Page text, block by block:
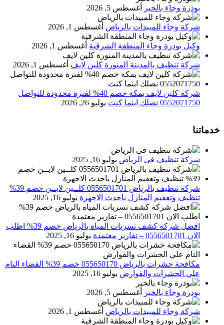
بودرة وجاء بالخبر أغسطس 5, 2026
شركة وجاء للمبيدات بالرياض أغسطس 1, 2026
وكيل بودرة وجاء المنطقة الشرقية أغسطس 1, 2026
شركة تنظيف بالمدينة المنورة كلين لايف أغسطس 1, 2026
شركة كلين لايف بمكة خصم 40% لفترة محدودة للتواصل
0552071750 نصلك اينما كنت
يوليو 26, 2026
خدماتنا
شركة تنظيف فى الرياض يوليو 16, 2025
شركة تنظيف بالرياض 0556501701 كلــين لايــن خصم 39%
تنظيف وتعقيم المنازل باحدث الاجهزة يوليو 16, 2025
افضل شركة كشف تسربات المياه بالرياض خصم 39% اطلب
الان 0556501701‬‏ – تقارير معتمدة
يوليو 16, 2025
مكافحة حشرات بالرياض 055650170 خصم 39% القضاء التام
علي الحشرات والقوارض يوليو 16, 2025
بودرة وجاء بالخبر أغسطس 5, 2026
شركة وجاء للمبيدات بالرياض أغسطس 1, 2026